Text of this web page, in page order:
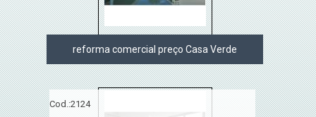
reforma comercial preço Casa Verde
Cod.:2124